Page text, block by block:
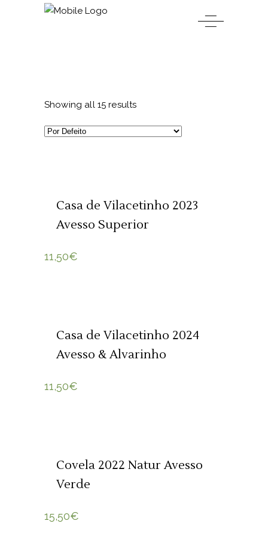
Showing all 15 results
Casa de Vilacetinho 2023
Avesso Superior
11,50€
Casa de Vilacetinho 2024
Avesso & Alvarinho
11,50€
Covela 2022 Natur Avesso
Verde
15,50€